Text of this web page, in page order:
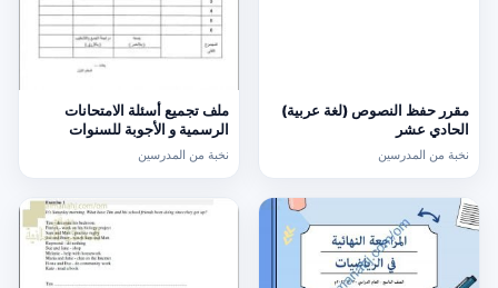
مقرر حفظ النصوص (لغة عربية)
الحادي عشر
نخبة من المدرسين
ملف تجميع أسئلة الامتحانات
الرسمية و الأجوبة للسنوات
السابقة الدور الأول (الامتحانات)
التاسع
نخبة من المدرسين